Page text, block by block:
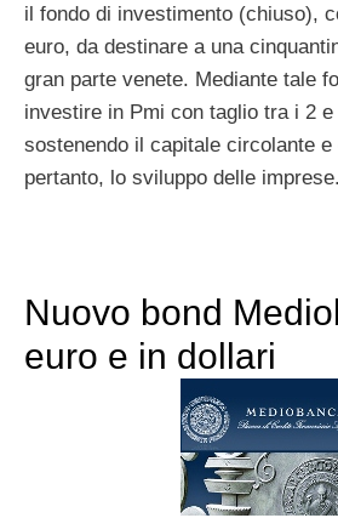
il fondo di investimento (chiuso),
euro, da destinare a una
gran parte venete. Mediante tale
investire in Pmi con taglio tra i 2
sostenendo il capitale circolante
pertanto, lo sviluppo delle imprese.
Nuovo bond
euro e in dollari